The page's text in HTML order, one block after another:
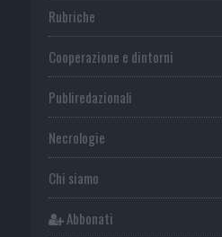
Rubriche
Cooperazione e dintorni
Publiredazionali
Necrologie
Chi siamo
Abbonati